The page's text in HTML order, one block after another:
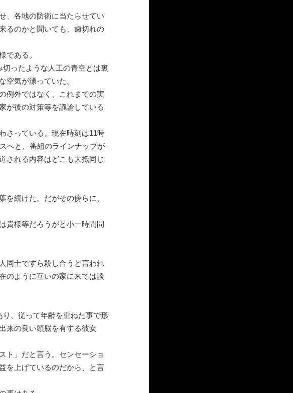
、各地の防衛に当たらせてい
るのかと聞いても、歯切れの
である。
ったような人工の青空とは裏
空気が漂っていた。
例外ではなく、これまでの実
が後の対策等を議論している
さっている。現在時刻は11時
へと、番組のラインナップが
される内容はどこも大抵同じ
続けた。だがその傍らに、
貴様等だろうがと小一時間問
同士ですら殺し合うと言われ
のように互いの家に来ては談
、従って年齢を重ねた事で形
来の良い頭脳を有する彼女
ト」だと言う。センセーショ
を上げているのだから、と言